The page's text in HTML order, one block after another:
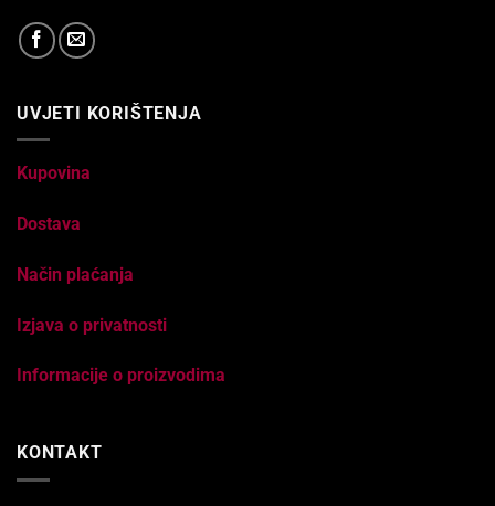
UVJETI KORIŠTENJA
Kupovina
Dostava
Način plaćanja
Izjava o privatnosti
Informacije o proizvodima
KONTAKT